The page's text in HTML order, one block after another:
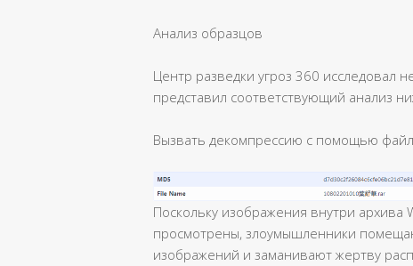
Анализ образцов
Центр разведки угроз 360 исследовал
представил соответствующий анализ
Вызвать декомпрессию с помощью
Поскольку изображения внутри архива
просмотрены, злоумышленники
изображений и заманивают жертву